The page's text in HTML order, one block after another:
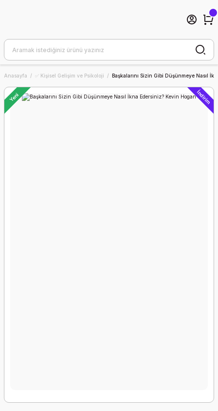
Anasayfa ✅ Kişisel Gelişim ve Psikoloji Başkalarını Sizin Gibi Düşünmeye Nasıl
Yeni İndirim